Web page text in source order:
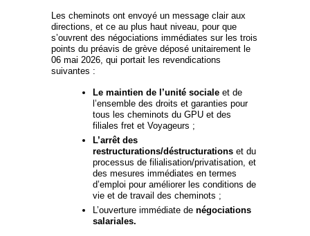
Les cheminots ont envoyé un message clair aux
directions, et ce au plus haut niveau, pour que
s’ouvrent des négociations immédiates sur les trois
points du préavis de grève déposé unitairement le
06 mai 2026, qui portait les revendications
suivantes :
Le maintien de l’unité sociale et de
l’ensemble des droits et garanties pour
tous les cheminots du GPU et des
filiales fret et Voyageurs ;
L’arrêt des
restructurations/déstructurations et du
processus de filialisation/privatisation, et
des mesures immédiates en termes
d’emploi pour améliorer les conditions de
vie et de travail des cheminots ;
L’ouverture immédiate de négociations
salariales.